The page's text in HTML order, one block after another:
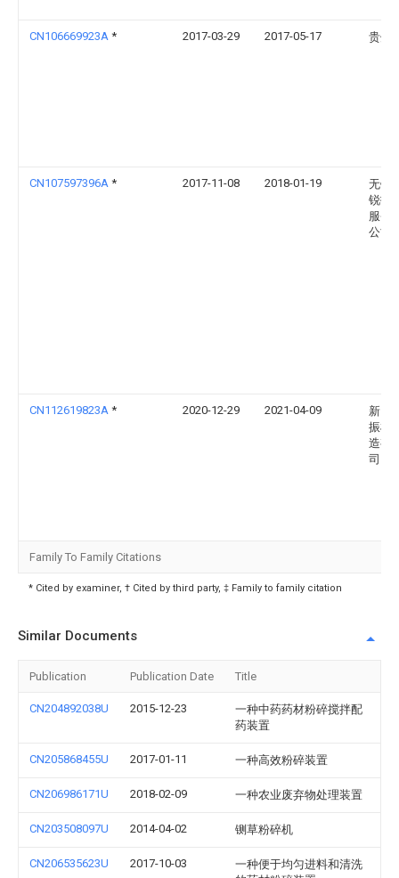
CN106669923A * 2017-03-29 2017-05-17 贵州
CN107597396A * 2017-11-08 2018-01-19
无锡
锐拓
服务
公司
CN112619823A * 2020-12-29 2021-04-09
新昌
振机
造有
司
Family To Family Citations
* Cited by examiner, † Cited by third party, ‡ Family to family citation
Similar Documents
Publication Publication Date Title
CN204892038U 2015-12-23
一种中药药材粉碎搅拌配
药装置
CN205868455U 2017-01-11 一种高效粉碎装置
CN206986171U 2018-02-09 一种农业废弃物处理装置
CN203508097U 2014-04-02 铡草粉碎机
CN206535623U 2017-10-03
一种便于均匀进料和清洗